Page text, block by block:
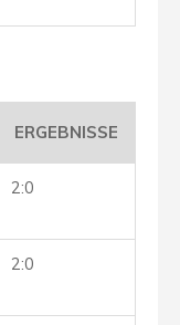
ERGEBNISSE
2:0
2:0